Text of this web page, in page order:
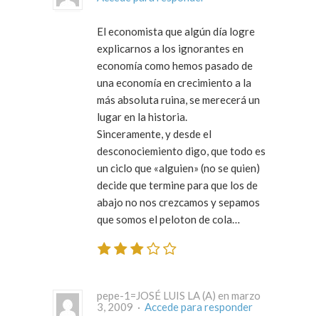
El economista que algún día logre
explicarnos a los ignorantes en
economía como hemos pasado de
una economía en crecimiento a la
más absoluta ruina, se merecerá un
lugar en la historia.
Sinceramente, y desde el
desconociemiento digo, que todo es
un ciclo que «alguien» (no se quien)
decide que termine para que los de
abajo no nos crezcamos y sepamos
que somos el peloton de cola…
pepe-1=JOSÉ LUIS LA (A) en marzo
3, 2009 · Accede para responder